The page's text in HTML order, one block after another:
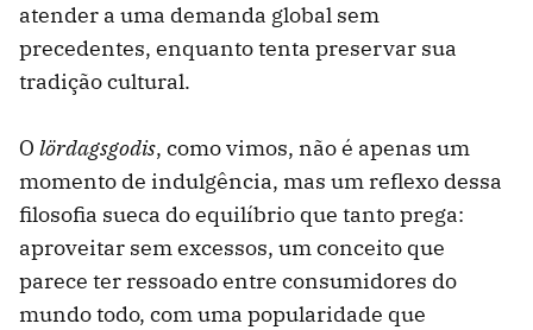
atender a uma demanda global sem
precedentes, enquanto tenta preservar sua
tradição cultural.
O lördagsgodis, como vimos, não é apenas um
momento de indulgência, mas um reflexo dessa
filosofia sueca do equilíbrio que tanto prega:
aproveitar sem excessos, um conceito que
parece ter ressoado entre consumidores do
mundo todo, com uma popularidade que